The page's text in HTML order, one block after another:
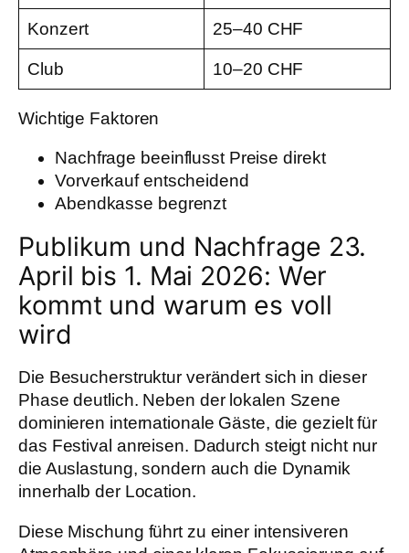
Konzert 25–40 CHF
Club 10–20 CHF
Wichtige Faktoren
Nachfrage beeinflusst Preise direkt
Vorverkauf entscheidend
Abendkasse begrenzt
Publikum und Nachfrage 23.
April bis 1. Mai 2026: Wer
kommt und warum es voll
wird
Die Besucherstruktur verändert sich in dieser
Phase deutlich. Neben der lokalen Szene
dominieren internationale Gäste, die gezielt für
das Festival anreisen. Dadurch steigt nicht nur
die Auslastung, sondern auch die Dynamik
innerhalb der Location.
Diese Mischung führt zu einer intensiveren